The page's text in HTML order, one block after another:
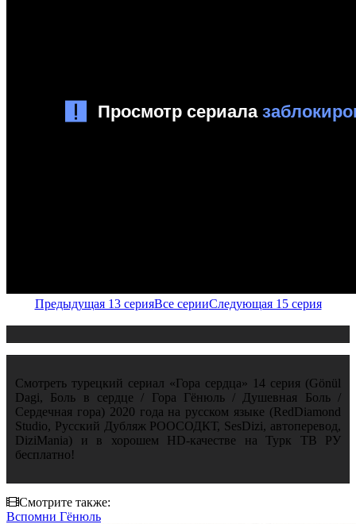
Предыдущая 13 серияВсе серииСледующая 15 серия
Смотреть турецкий сериал «Гора сердца» 14 серия (Gönül
Dagi, Боль в сердце / Гора Гёнюль / Душевная Боль /
Сердечная гора) 2020 года на русском языке (RedDiamond
Studio, Русский Дубляж РООСОДКТ, SesDizi, автоперевод,
DiziMania) и в хорошем HD-качестве на Турк ТВ РУ
бесплатно!
Смотрите также:
Вспомни Гёнюль